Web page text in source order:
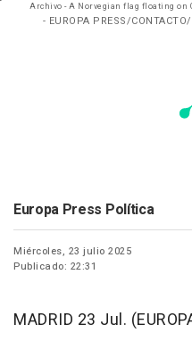
Archivo - A Norvegian flag floating on
- EUROPA PRESS/
Europa Press Política
Miércoles, 23 julio 2025
Publicado: 22:31
MADRID 23 Jul.